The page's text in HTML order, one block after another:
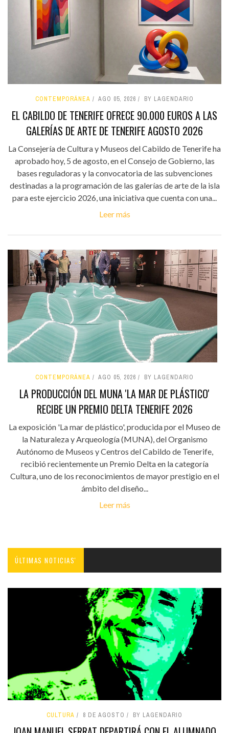
CONTEMPORÁNEA AGO 05, 2026 BY LAGENDARIO
EL CABILDO DE TENERIFE OFRECE 90.000 EUROS A LAS
GALERÍAS DE ARTE DE TENERIFE AGOSTO 2026
La Consejería de Cultura y Museos del Cabildo de Tenerife ha
aprobado hoy, 5 de agosto, en el Consejo de Gobierno, las
bases reguladoras y la convocatoria de las subvenciones
destinadas a la programación de las galerías de arte de la isla
para este ejercicio 2026, una iniciativa que cuenta con una...
Leer más
CONTEMPORÁNEA AGO 05, 2026 BY LAGENDARIO
LA PRODUCCIÓN DEL MUNA 'LA MAR DE PLÁSTICO'
RECIBE UN PREMIO DELTA TENERIFE 2026
La exposición 'La mar de plástico', producida por el Museo de
la Naturaleza y Arqueología (MUNA), del Organismo
Autónomo de Museos y Centros del Cabildo de Tenerife,
recibió recientemente un Premio Delta en la categoría
Cultura, uno de los reconocimientos de mayor prestigio en el
ámbito del diseño...
Leer más
ÚLTIMAS NOTICIAS'
CULTURA 8 DE AGOSTO BY LAGENDARIO